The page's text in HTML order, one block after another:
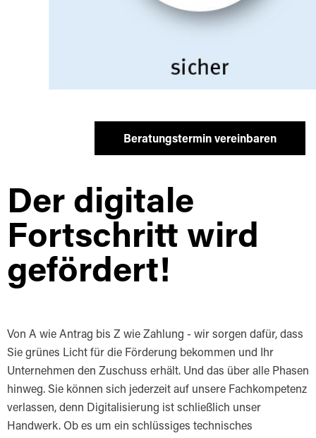
Beratungstermin vereinbaren
Der digitale
Fortschritt wird
gefördert!
Von A wie Antrag bis Z wie Zahlung - wir sorgen dafür, dass
Sie grünes Licht für die Förderung bekommen und Ihr
Unternehmen den Zuschuss erhält. Und das über alle Phasen
hinweg. Sie können sich jederzeit auf unsere Fachkompetenz
verlassen, denn Digitalisierung ist schließlich unser
Handwerk. Ob es um ein schlüssiges technisches